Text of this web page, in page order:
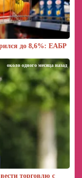
до 8,6%: ЕАБР
торговлю с
около одного месяца назад